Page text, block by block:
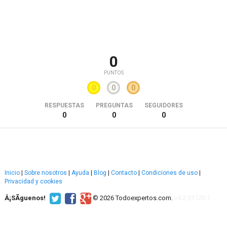
0
PUNTOS
0 0 0
RESPUESTAS
0
PREGUNTAS
0
SEGUIDORES
0
Inicio Sobre nosotros Ayuda Blog Contacto Condiciones de uso
Privacidad y cookies
Â¡SÃ­guenos! © 2026 Todoexpertos.com.